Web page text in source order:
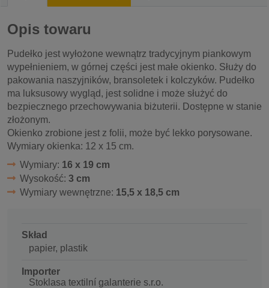
Opis towaru
Pudełko jest wyłożone wewnątrz tradycyjnym piankowym
wypełnieniem, w górnej części jest małe okienko. Służy do
pakowania naszyjników, bransoletek i kolczyków. Pudełko
ma luksusowy wygląd, jest solidne i może służyć do
bezpiecznego przechowywania biżuterii. Dostępne w stanie
złożonym.
Okienko zrobione jest z folii, może być lekko porysowane.
Wymiary okienka: 12 x 15 cm.
Wymiary: 16 x 19 cm
Wysokość: 3 cm
Wymiary wewnętrzne: 15,5 x 18,5 cm
Skład
papier, plastik
Importer
Stoklasa textilní galanterie s.r.o.